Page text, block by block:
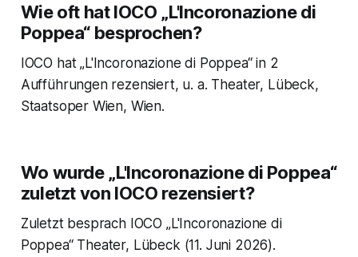
Wie oft hat IOCO „L'Incoronazione di
Poppea“ besprochen?
IOCO hat „L'Incoronazione di Poppea“ in 2
Aufführungen rezensiert, u. a. Theater, Lübeck,
Staatsoper Wien, Wien.
Wo wurde „L'Incoronazione di Poppea“
zuletzt von IOCO rezensiert?
Zuletzt besprach IOCO „L'Incoronazione di
Poppea“ Theater, Lübeck (11. Juni 2026).